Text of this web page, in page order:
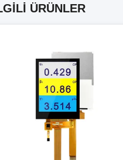
ÜRÜNLER